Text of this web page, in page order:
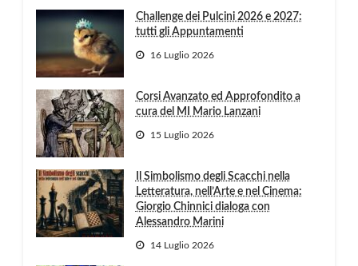
Challenge dei Pulcini 2026 e 2027:
tutti gli Appuntamenti
16 Luglio 2026
Corsi Avanzato ed Approfondito a
cura del MI Mario Lanzani
15 Luglio 2026
Il Simbolismo degli Scacchi nella
Letteratura, nell’Arte e nel Cinema:
Giorgio Chinnici dialoga con
Alessandro Marini
14 Luglio 2026